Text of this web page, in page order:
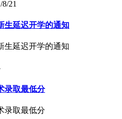
8/21
生延迟开学的通知
生延迟开学的通知
录取最低分
录取最低分